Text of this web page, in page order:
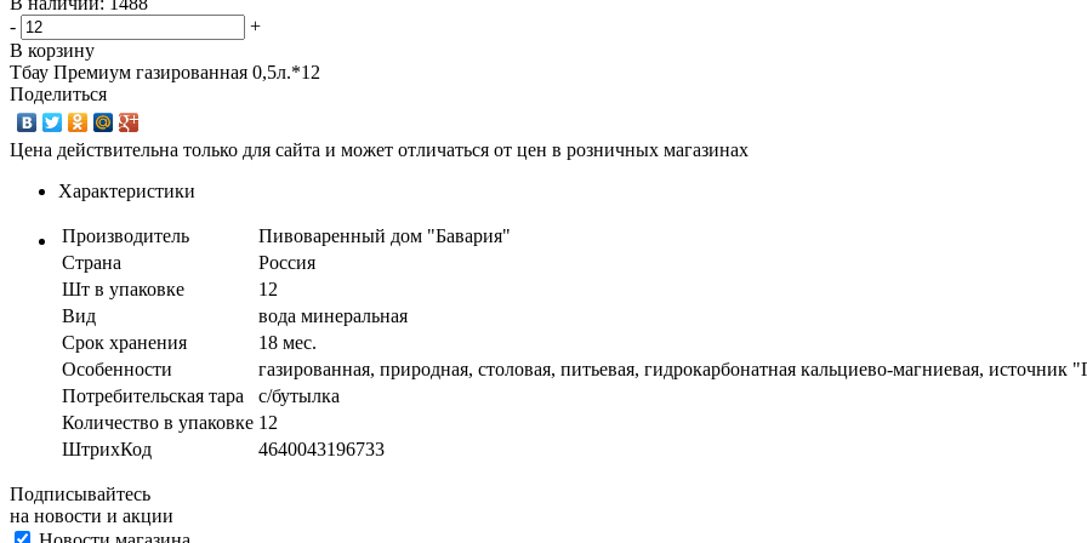
-
+
В корзину
Тбау Премиум газированная 0,5л.*12
Поделиться
Цена действительна только для сайта и может отличаться от цен в розничных магазинах
Характеристики
Производитель
Пивоваренный дом "Бавария"
Страна
Россия
Шт в упаковке
12
Вид
вода минеральная
Срок хранения
18 мес.
Особенности
газированная, природная, столовая, питьевая, гидрокарбонатная кальциево-магниевая, источник
Потребительская тара
с/бутылка
Количество в упаковке 12
ШтрихКод
4640043196733
Подписывайтесь
на новости и акции